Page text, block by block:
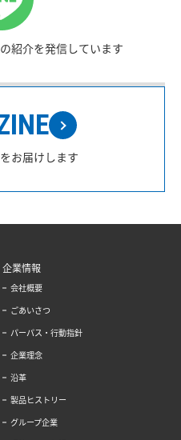
紹介を発信しています
お届けします
企業情報
会社概要
ごあいさつ
パーパス・行動指針
企業理念
沿革
製品ヒストリー
グループ企業